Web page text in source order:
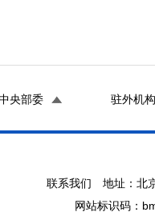
央部委 驻外机构
联系我们 地址：北
网站标识码：